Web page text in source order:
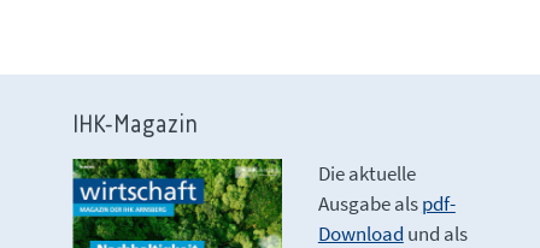
IHK-Magazin
Die aktuelle
Ausgabe alspdf-
Download und als